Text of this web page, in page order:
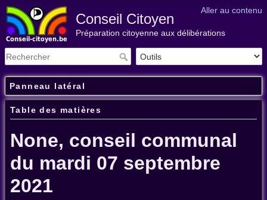
Aller au contenu
Conseil Citoyen
Préparation citoyenne aux délibérations
Panneau latéral
Table des matières
None, conseil communal
du mardi 07 septembre
2021